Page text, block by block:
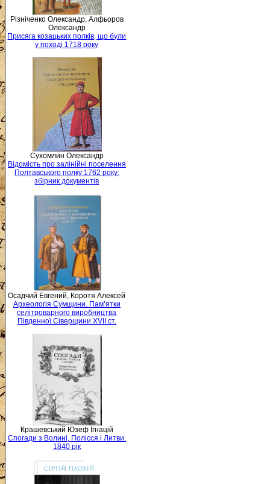
Різніченко Олександр, Алфьоров
Олександр
Присяга козацьких полків, що були
у поході 1718 року
Сухомлин Олександр
Відомість про залінійні поселення
Полтавського полку 1762 року:
збірник документів
Осадчий Евгений, Коротя Алексей
Археологія Сумщини. Пам’ятки
селітроварного виробництва
Південної Сіверщини XVII ст.
Крашевський Юзеф Ігнацій
Спогади з Волині, Полісся і Литви.
1840 рік